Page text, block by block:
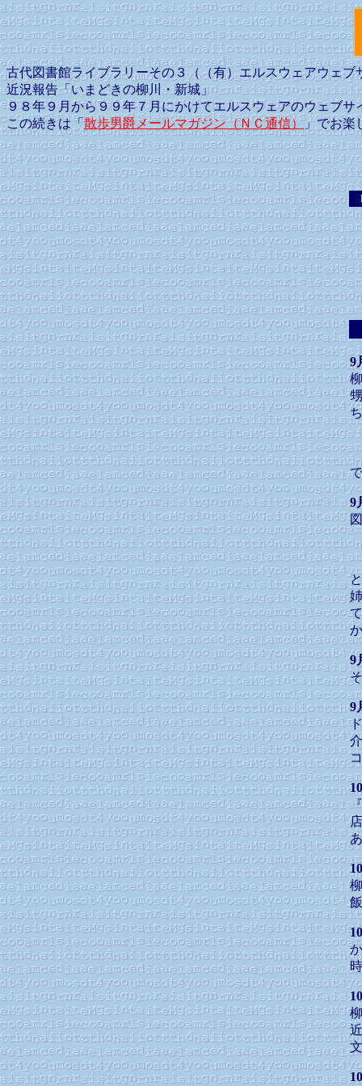
古代図書館ライブラリーその３（（有）エルスウェアウェブ
近況報告「いまどきの柳川・新城」
９８年９月から９９年７月にかけてエルスウェアのウェブ
この続きは「散歩男爵メールマガジン（ＮＣ通信）」でお楽
9
9
9
9